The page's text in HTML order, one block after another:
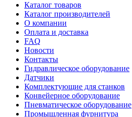
Каталог товаров
Каталог производителей
О компании
Оплата и доставка
FAQ
Новости
Контакты
Гидравлическое оборудование
Датчики
Комплектующие для станков
Конвейерное оборудование
Пневматическое оборудование
Промышленная фурнитура